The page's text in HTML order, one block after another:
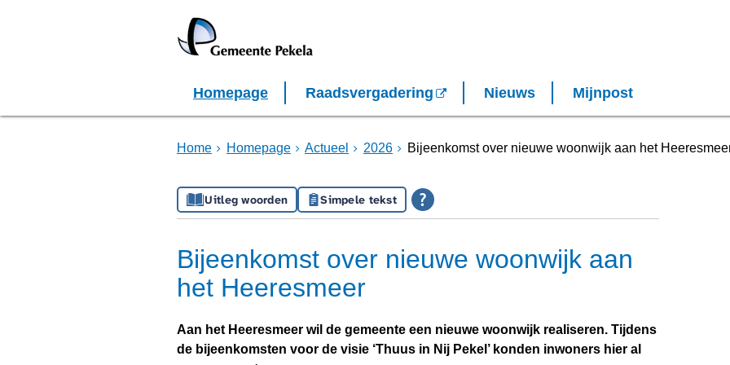
Homepage Raadsvergadering Nieuws Mijnpost
Home Homepage Actueel 2026 Bijeenkomst over nieuwe woonwijk aan het
Uitleg woorden Simpele tekst
Bijeenkomst over nieuwe woonwijk aan
het Heeresmeer
Aan het Heeresmeer wil de gemeente een nieuwe woonwijk realiseren. Tijdens
de bijeenkomsten voor de visie ‘Thuus in Nij Pekel’ konden inwoners hier al